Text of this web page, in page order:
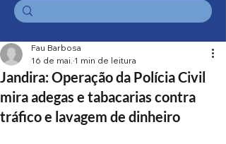
Jandira: Operação da Polícia Civil
mira adegas e tabacarias contra
tráfico e lavagem de dinheiro
Fau Barbosa
16 de mai. 1 min de leitura